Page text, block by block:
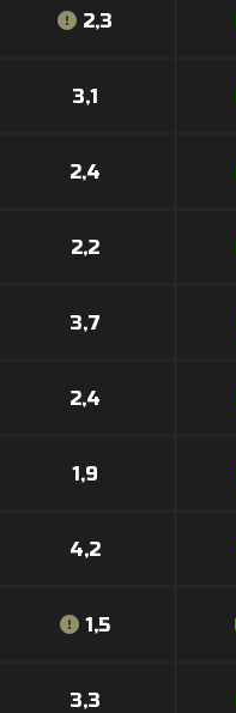
2,3
3,1
2,4
2,2
3,7
2,4
1,9
4,2
1,5
3,3